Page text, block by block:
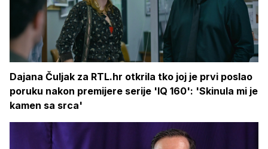
Dajana Čuljak za RTL.hr otkrila tko joj je prvi poslao
poruku nakon premijere serije 'IQ 160': 'Skinula mi je
kamen sa srca'